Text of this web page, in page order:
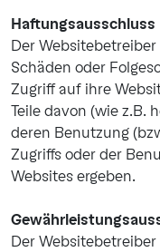
Haftungsausschluss
Der
Schäden oder
Zugriff auf ihre
Teile davon (wie z.B.
deren Benutzung
Zugriffs oder der
Websites ergeben.
Der